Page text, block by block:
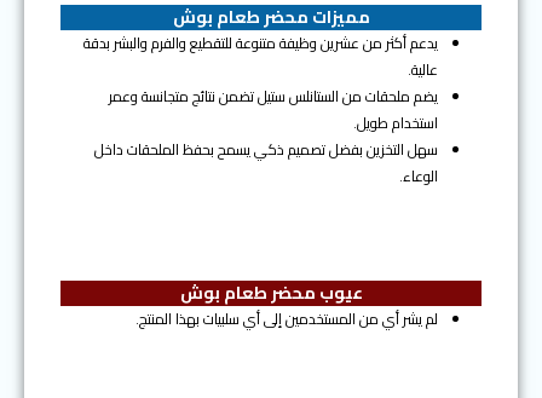
مميزات محضر طعام بوش
يدعم أكثر من عشرين وظيفة متنوعة للتقطيع والفرم والبشر بدقة
عالية.
يضم ملحقات من الستانلس ستيل تضمن نتائج متجانسة وعمر
استخدام طويل.
سهل التخزين بفضل تصميم ذكي يسمح بحفظ الملحقات داخل
الوعاء.
عيوب محضر طعام بوش
لم يشر أي من المستخدمين إلى أي سلبيات بهذا المنتج.